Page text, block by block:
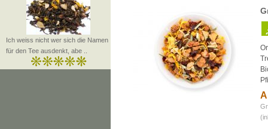
Ich weiss nicht wer sich die Namen
für den Tee ausdenkt, abe ..